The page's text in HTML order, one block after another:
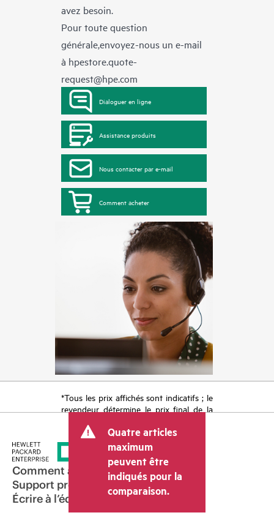
avez besoin.
Pour toute question
générale,envoyez-nous un e-mail
à hpestore.quote-
request@hpe.com
Dialoguer en ligne
Assistance produits
Nous contacter par e-mail
Comment acheter
*Tous les prix affichés sont indicatifs ; le
revendeur détermine le prix final de la
tels que la TVA ou les taxes sur la vente
et les frais d’expédition. Le prix de la
transaction déterminé par le revendeur
peut varier par rapport à d’autres
revendeurs et au prix indicatif affiché.
Les prix indicatifs peuvent inclure des
offres promotionnelles limitées dans le
temps. HPE se réserve le droit d’ajuster
Quatre articles
maximum
peuvent être
indiqués pour la
comparaison.
Comment acheter
Support produit
Écrire à l’équipe commerciale